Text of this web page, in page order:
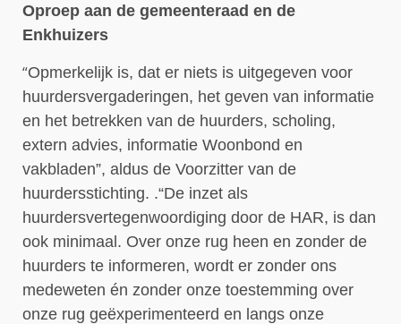
Oproep aan de gemeenteraad en de
Enkhuizers
“Opmerkelijk is, dat er niets is uitgegeven voor
huurdersvergaderingen, het geven van informatie
en het betrekken van de huurders, scholing,
extern advies, informatie Woonbond en
vakbladen”, aldus de Voorzitter van de
huurdersstichting. .“De inzet als
huurdersvertegenwoordiging door de HAR, is dan
ook minimaal. Over onze rug heen en zonder de
huurders te informeren, wordt er zonder ons
medeweten én zonder onze toestemming over
onze rug geëxperimenteerd en langs onze